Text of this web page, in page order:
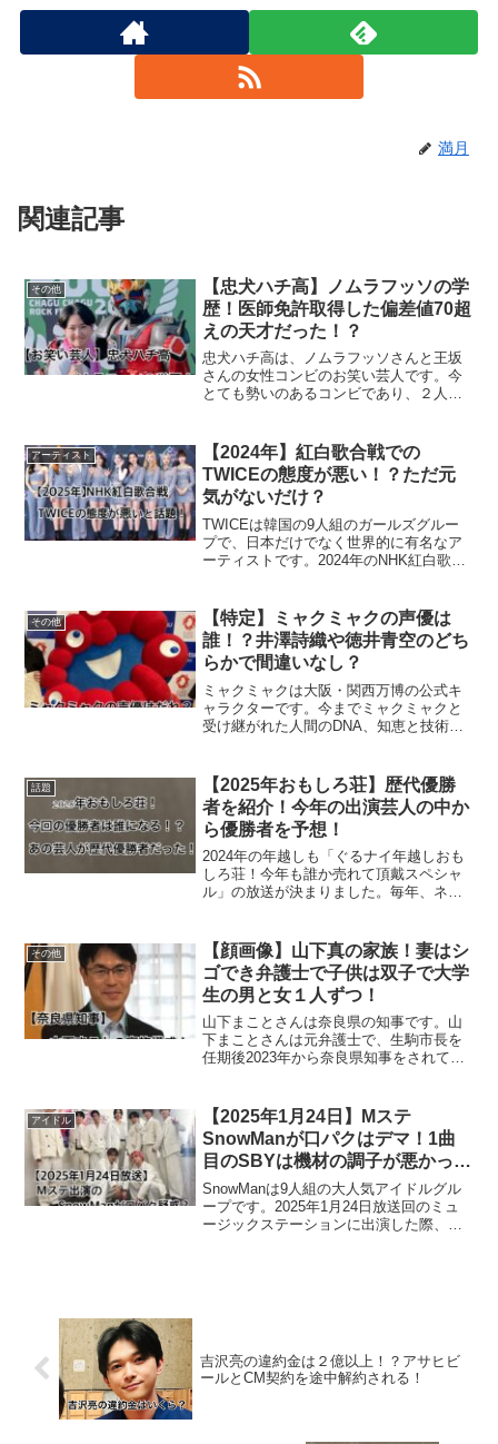
満月
関連記事
その他
【忠犬ハチ高】ノムラフッソの学
歴！医師免許取得した偏差値70超
えの天才だった！？
忠犬ハチ高は、ノムラフッソさんと王坂
さんの女性コンビのお笑い芸人です。今
とても勢いのあるコンビであり、２人と
されているノムラフッソさんの学歴につ
いて調べてまとめました。...
アーティスト
【2024年】紅白歌合戦での
TWICEの態度が悪い！？ただ元
気がないだけ？
TWICEは韓国の9人組のガールズグルー
プで、日本だけでなく世界的に有名なア
ーティストです。2024年のNHK紅白歌合
での態度についてSNSの声を調べてまと
めました。...
その他
【特定】ミャクミャクの声優は
誰！？井澤詩織や徳井青空のどち
らかで間違いなし？
ミャクミャクは大阪・関西万博の公式キ
ャラクターです。今までミャクミャクと
受け継がれた人間のDNA、知恵と技術、
クミャクは話すことが出来るようで、声
優は非公開となっていま...
話題
【2025年おもしろ荘】歴代優勝
者を紹介！今年の出演芸人の中か
ら優勝者を予想！
2024年の年越しも「ぐるナイ年越しおも
しろ荘！今年も誰か売れて頂戴スペシャ
ル」の放送が決まりました。毎年、ネク
と、2025年は誰が優勝するのかSNSの声
をまとめました...
その他
【顔画像】山下真の家族！妻はシ
ゴでき弁護士で子供は双子で大学
生の男と女１人ずつ！
山下まことさんは奈良県の知事です。山
下まことさんは元弁護士で、生駒市長を
任期後2023年から奈良県知事をされてい
事】山下まことの家族構成山下真奈良県
知事は４人家族です。...
アイドル
【2025年1月24日】Mステ
SnowManが口パクはデマ！1曲
目のSBYは機材の調子が悪かった
だけ？
SnowManは9人組の大人気アイドルグル
ープです。2025年1月24日放送回のミュ
ージックステーションに出演した際、歌
吉沢亮の違約金は２億以上！？アサヒビ
ールとCM契約を途中解約される！